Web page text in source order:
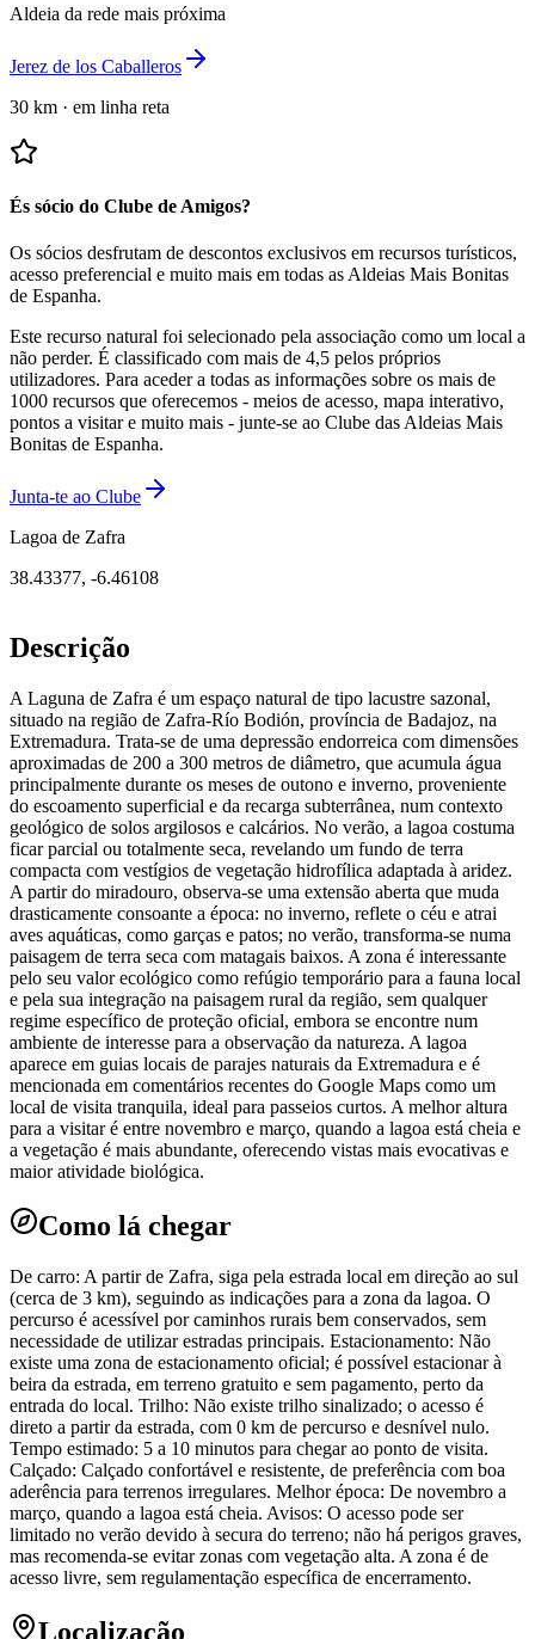
Aldeia da rede mais próxima
Jerez de los Caballeros
30 km · em linha reta
És sócio do Clube de Amigos?
Os sócios desfrutam de descontos exclusivos em recursos turísticos,
acesso preferencial e muito mais em todas as Aldeias Mais Bonitas
de Espanha.
Este recurso natural foi selecionado pela associação como um local a
não perder. É classificado com mais de 4,5 pelos próprios
utilizadores. Para aceder a todas as informações sobre os mais de
1000 recursos que oferecemos - meios de acesso, mapa interativo,
pontos a visitar e muito mais - junte-se ao Clube das Aldeias Mais
Bonitas de Espanha.
Junta-te ao Clube
Lagoa de Zafra
38.43377, -6.46108
Descrição
A Laguna de Zafra é um espaço natural de tipo lacustre sazonal,
situado na região de Zafra-Río Bodión, província de Badajoz, na
Extremadura. Trata-se de uma depressão endorreica com dimensões
aproximadas de 200 a 300 metros de diâmetro, que acumula água
principalmente durante os meses de outono e inverno, proveniente
do escoamento superficial e da recarga subterrânea, num contexto
geológico de solos argilosos e calcários. No verão, a lagoa costuma
ficar parcial ou totalmente seca, revelando um fundo de terra
compacta com vestígios de vegetação hidrofílica adaptada à aridez.
A partir do miradouro, observa-se uma extensão aberta que muda
drasticamente consoante a época: no inverno, reflete o céu e atrai
aves aquáticas, como garças e patos; no verão, transforma-se numa
paisagem de terra seca com matagais baixos. A zona é interessante
pelo seu valor ecológico como refúgio temporário para a fauna local
e pela sua integração na paisagem rural da região, sem qualquer
regime específico de proteção oficial, embora se encontre num
ambiente de interesse para a observação da natureza. A lagoa
aparece em guias locais de parajes naturais da Extremadura e é
mencionada em comentários recentes do Google Maps como um
local de visita tranquila, ideal para passeios curtos. A melhor altura
para a visitar é entre novembro e março, quando a lagoa está cheia e
a vegetação é mais abundante, oferecendo vistas mais evocativas e
maior atividade biológica.
Como lá chegar
De carro: A partir de Zafra, siga pela estrada local em direção ao sul
(cerca de 3 km), seguindo as indicações para a zona da lagoa. O
percurso é acessível por caminhos rurais bem conservados, sem
necessidade de utilizar estradas principais. Estacionamento: Não
existe uma zona de estacionamento oficial; é possível estacionar à
beira da estrada, em terreno gratuito e sem pagamento, perto da
entrada do local. Trilho: Não existe trilho sinalizado; o acesso é
direto a partir da estrada, com 0 km de percurso e desnível nulo.
Tempo estimado: 5 a 10 minutos para chegar ao ponto de visita.
Calçado: Calçado confortável e resistente, de preferência com boa
aderência para terrenos irregulares. Melhor época: De novembro a
março, quando a lagoa está cheia. Avisos: O acesso pode ser
limitado no verão devido à secura do terreno; não há perigos graves,
mas recomenda-se evitar zonas com vegetação alta. A zona é de
acesso livre, sem regulamentação específica de encerramento.
Localização